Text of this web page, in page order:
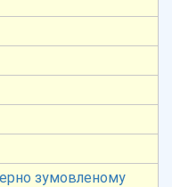
зумовленому